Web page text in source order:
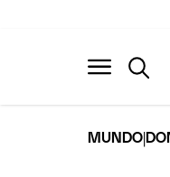
MUNDO